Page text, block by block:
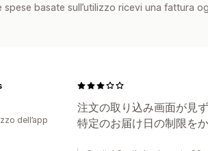
basate sull’utilizzo ricevi una fattura
注文の取り込み画面が見
特定のお届け日の制限を
dell’app